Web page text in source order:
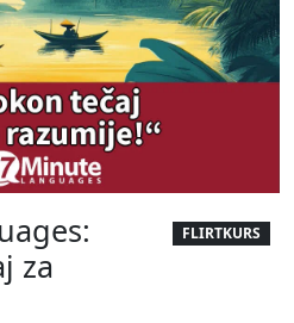
FLIRTKURS
za